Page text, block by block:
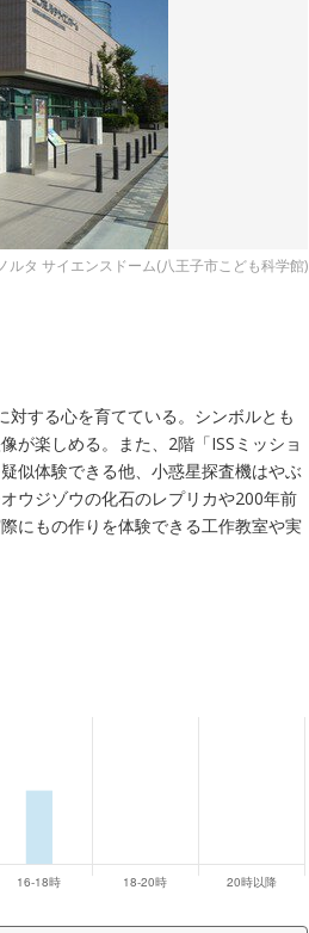
ルタ サイエンスドーム(八王子市こども科学館)
対する心を育てている。シンボルとも
が楽しめる。また、2階「ISSミッショ
似体験できる他、小惑星探査機はやぶ
ウジゾウの化石のレプリカや200年前
にもの作りを体験できる工作教室や実